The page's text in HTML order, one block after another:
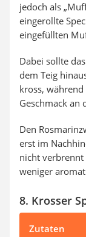
jedoch als
eingerollte
eingefüllten
Dabei sollte das
dem Teig
kross,
Geschmack an
Den
erst im
nicht
weniger
8. Krosser
Zutaten